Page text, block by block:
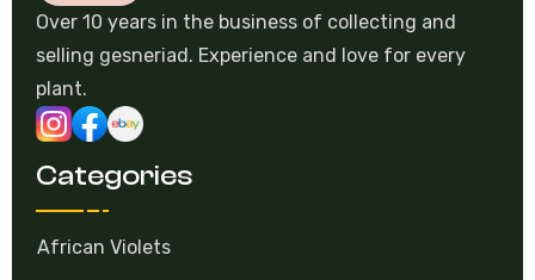
Over 10 years in the business of collecting and
selling gesneriad. Experience and love for every
plant.
Categories
African Violets